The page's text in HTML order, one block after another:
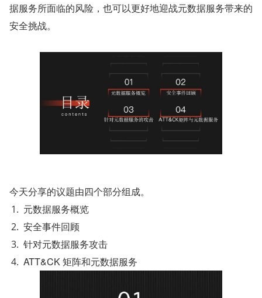
据服务所面临的风险，也可以更好地迎战元数据服务带来的
安全挑战。
今天分享的议题由四个部分组成。
元数据服务概览
安全事件回顾
针对元数据服务攻击
ATT&CK 矩阵和元数据服务